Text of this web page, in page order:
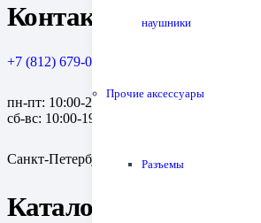
наушники
Прочие аксессуары
Разъемы
Контакты
+7 (812) 679-08-79
пн-пт: 10:00-20:00
сб-вс: 10:00-19:00
Санкт-Петербург, пр. Медиков, 10к1
Каталог